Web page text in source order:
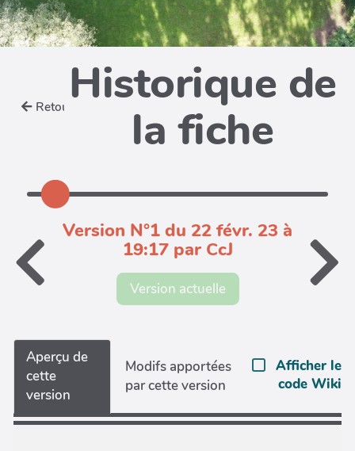
Retour Historique de
la fiche
Version N°1 du 22 févr. 23 à
19:17 par CcJ
Version actuelle
Aperçu de
cette
version
Modifs apportées
par cette version
Afficher le
code Wiki